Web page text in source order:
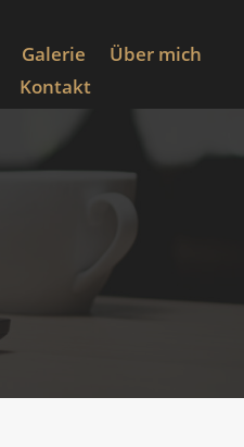
Galerie
Über mich
Kontakt